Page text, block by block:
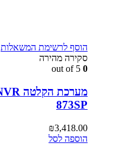
הוסף לרשימת המשאלות
סקירה מהירה
0
873SP
₪3,418.00
הוספה לסל